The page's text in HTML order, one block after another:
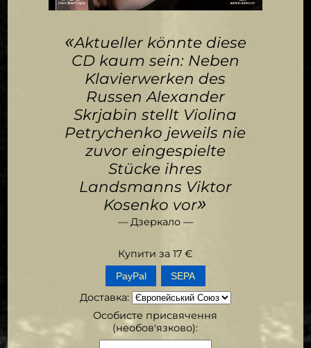
«Aktueller könnte diese
CD kaum sein: Neben
Klavierwerken des
Russen Alexander
Skrjabin stellt Violina
Petrychenko jeweils nie
zuvor eingespielte
Stücke ihres
Landsmanns Viktor
Kosenko vor»
— Дзеркало —
Купити за 17€
SEPA
Доставка:
Особисте присвячення
(необов'язково):